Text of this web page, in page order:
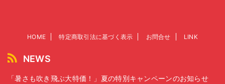
HOME 特定商取引法に基づく表示 お問合せ LINK
NEWS
「暑さも吹き飛ぶ大特価！」夏の特別キャンペーンのお知らせ